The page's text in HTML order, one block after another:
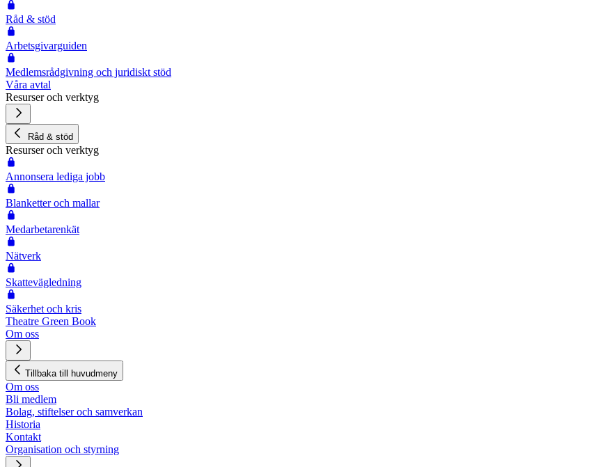
Råd & stöd
Arbetsgivarguiden
Medlemsrådgivning och juridiskt stöd
Våra avtal
Resurser och verktyg
Råd & stöd
Resurser och verktyg
Annonsera lediga jobb
Blanketter och mallar
Medarbetarenkät
Nätverk
Skattevägledning
Säkerhet och kris
Theatre Green Book
Om oss
Tillbaka till huvudmeny
Om oss
Bli medlem
Bolag, stiftelser och samverkan
Historia
Kontakt
Organisation och styrning